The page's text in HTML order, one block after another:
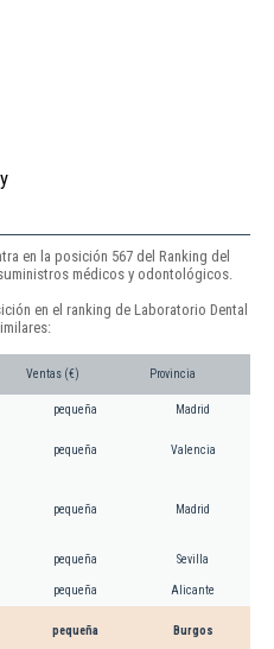
en la posición 567 del Ranking del
médicos y odontológicos.
en el ranking de Laboratorio Dental
Ventas (€) Provincia
pequeña Madrid
pequeña Valencia
pequeña Madrid
pequeña Sevilla
pequeña Alicante
pequeña Burgos